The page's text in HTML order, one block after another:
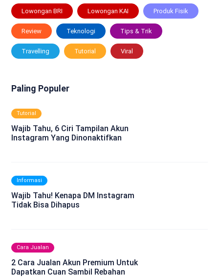
Lowongan BRI Lowongan KAI Produk Fisik
Review Teknologi Tips & Trik
Travelling Tutorial Viral
Paling Populer
Tutorial
Wajib Tahu, 6 Ciri Tampilan Akun
Instagram Yang Dinonaktifkan
Informasi
Wajib Tahu! Kenapa DM Instagram
Tidak Bisa Dihapus
Cara Jualan
2 Cara Jualan Akun Premium Untuk
Dapatkan Cuan Sambil Rebahan